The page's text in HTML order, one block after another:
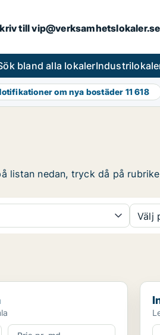
till
bland alla lokaler
om nya bostäder 11 618
listan nedan, tryck då på
Välj